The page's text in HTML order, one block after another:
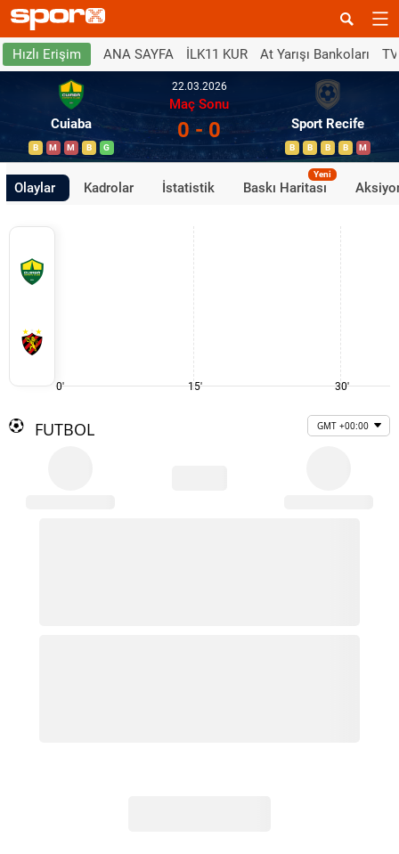
Hızlı Erişim ANA SAYFA İLK11 KUR At Yarışı Bankoları
Cuiaba
B M M B G
22.03.2026
Maç Sonu
0 - 0 Sport Recife
B B B B M
Olaylar Kadrolar İstatistik Baskı Haritası
Yeni
0' 15' 30'
FUTBOL GMT +00:00